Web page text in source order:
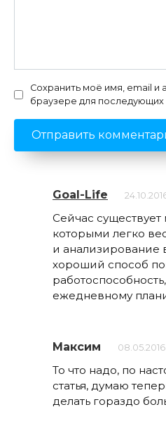
Сохранить моё имя, email и
браузере для
Goal-Life
Сейчас
которыми легко
и анализирование
хороший способ
ежедневному
Максим
То что надо, по
статья, думаю
делать гораздо